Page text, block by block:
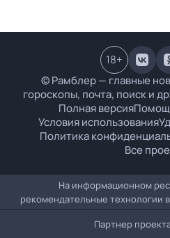
© Рамблер — главные
гороскопы, почта, поиск и
Полная версия
Условия использования
Политика
Все
18+
На информационном
рекомендательные технологии
Партнер